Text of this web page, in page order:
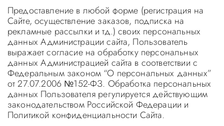
Предоставление в любой форме (регистрация на
Сайте, осуществление заказов, подписка на
рекламные рассылки и тд.) своих персональных
данных Администрации сайта, Пользователь
выражает согласие на обработку персональных
данных Администрацией сайта в соответствии с
Федеральным законом “О персональных данных”
от 27.07.2006 №152-ФЗ. Обработка персональных
данных Пользователя регулируется действующим
законодательством Российской Федерации и
Политикой конфиденциальности Сайта.